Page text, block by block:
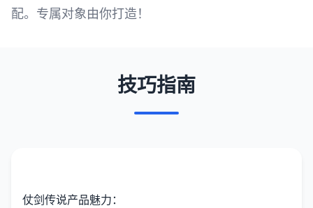
配。专属对象由你打造！
技巧指南
仗剑传说产品魅力：